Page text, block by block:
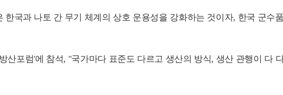
국과 나토 간 무기 체계의 상호 운용성을 강화하는 것이자, 한국 군수
산포럼'에 참석, "국가마다 표준도 다르고 생산의 방식, 생산 관행이 다